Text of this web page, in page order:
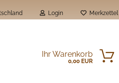
Login Merkzettel
Ihr Warenkorb
0,00 EUR